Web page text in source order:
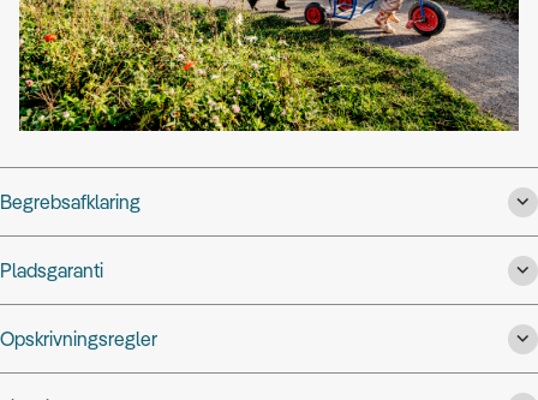
Begrebsafklaring
Pladsgaranti
Opskrivningsregler